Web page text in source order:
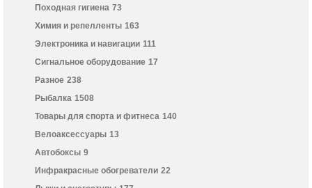
Походная гигиена 73
Химия и репелленты 163
Электроника и навигации 111
Сигнальное оборудование 17
Разное 238
Рыбалка 1508
Товары для спорта и фитнеса 140
Велоаксессуары 13
Автобоксы 9
Инфракрасные обогреватели 22